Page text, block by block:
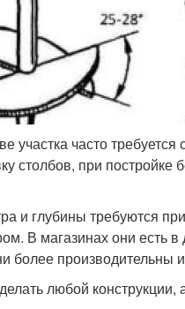
участка часто
столбов, при постройке
и глубины требуются
В магазинах они есть в
более
любой конструкции,